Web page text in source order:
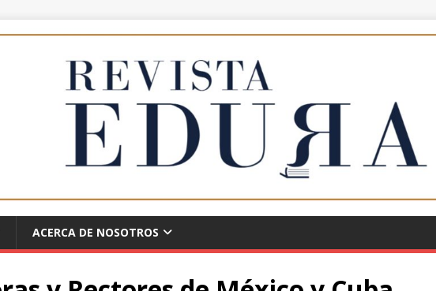
ACERCA DE NOSOTROS